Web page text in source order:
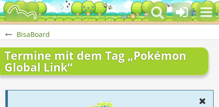
BisaBoard
Termine mit dem Tag „Pokémon
Global Link“